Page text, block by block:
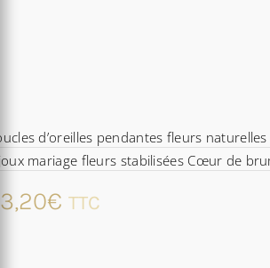
d’oreilles pendantes fleurs
mariage fleurs stabilisées Cœur de
€ TTC